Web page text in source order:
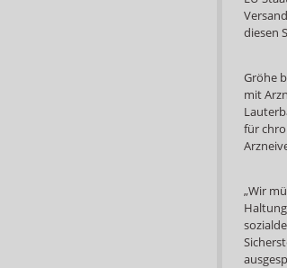
diesen
Gröhe
mit
für
„Wir